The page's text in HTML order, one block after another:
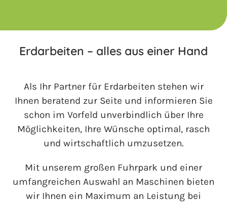
Erdarbeiten – alles aus einer Hand
Als Ihr Partner für Erdarbeiten stehen wir
Ihnen beratend zur Seite und informieren Sie
schon im Vorfeld unverbindlich über Ihre
Möglichkeiten, Ihre Wünsche optimal, rasch
und wirtschaftlich umzusetzen.
Mit unserem großen Fuhrpark und einer
umfangreichen Auswahl an Maschinen bieten
wir Ihnen ein Maximum an Leistung bei